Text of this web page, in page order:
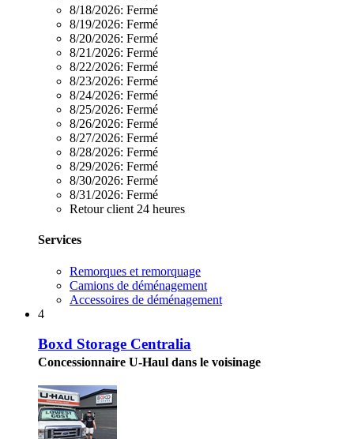
8/18/2026: Fermé
8/19/2026: Fermé
8/20/2026: Fermé
8/21/2026: Fermé
8/22/2026: Fermé
8/23/2026: Fermé
8/24/2026: Fermé
8/25/2026: Fermé
8/26/2026: Fermé
8/27/2026: Fermé
8/28/2026: Fermé
8/29/2026: Fermé
8/30/2026: Fermé
8/31/2026: Fermé
Retour client 24 heures
Services
Remorques et remorquage
Camions de déménagement
Accessoires de déménagement
4
Boxd Storage Centralia
Concessionnaire U-Haul dans le voisinage